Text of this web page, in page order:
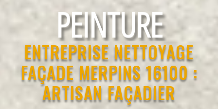
RAVALEMENT
ENTREPRISE NETTOYAGE
FAÇADE MERPINS 16100 :
ARTISAN FAÇADIER